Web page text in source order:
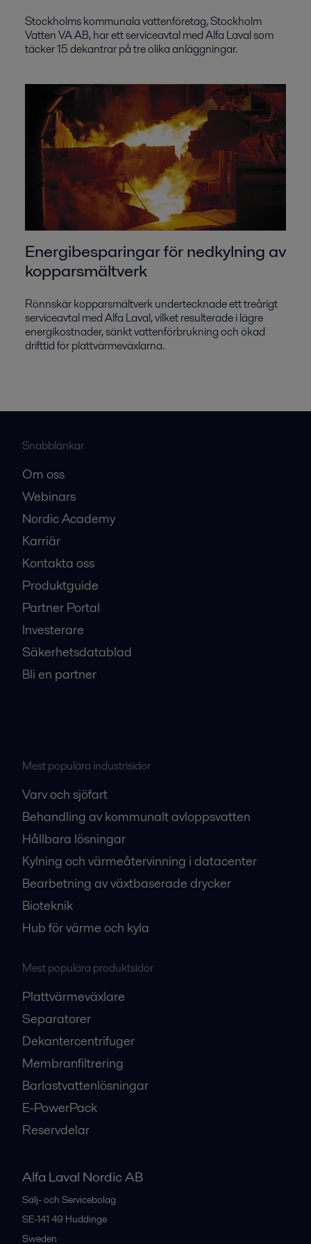
Stockholms kommunala vattenföretag, Stockholm
Vatten VA AB, har ett serviceavtal med Alfa Laval som
täcker 15 dekantrar på tre olika anläggningar.
Energibesparingar för nedkylning av
kopparsmältverk
Rönnskär kopparsmältverk undertecknade ett treårigt
serviceavtal med Alfa Laval, vilket resulterade i lägre
energikostnader, sänkt vattenförbrukning och ökad
drifttid för plattvärmeväxlarna.
Snabblänkar
Om oss
Webinars
Nordic Academy
Karriär
Kontakta oss
Produktguide
Partner Portal
Investerare
Säkerhetsdatablad
Bli en partner
Mest populära industrisidor
Varv och sjöfart
Behandling av kommunalt avloppsvatten
Hållbara lösningar
Kylning och värmeåtervinning i datacenter
Bearbetning av växtbaserade drycker
Bioteknik
Hub för värme och kyla
Mest populära produktsidor
Plattvärmeväxlare
Separatorer
Dekantercentrifuger
Membranfiltrering
Barlastvattenlösningar
E-PowerPack
Reservdelar
Alfa Laval Nordic AB
Sälj- och Servicebolag
SE-141 49 Huddinge
Sweden